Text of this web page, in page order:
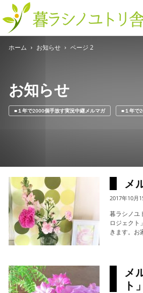
ホーム お知らせ ページ 2
お知らせ
■１年で2000個手放す実況中継メルマガ ■１年で
メ
2017年10月
暮ラシノユ
ロジェクト
きます。お
メ
ト